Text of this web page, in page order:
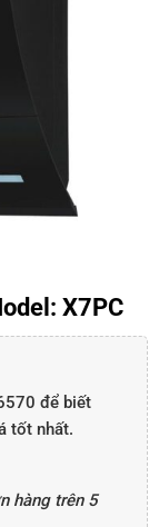
X7PC
để biết
tốt nhất.
hàng trên 5